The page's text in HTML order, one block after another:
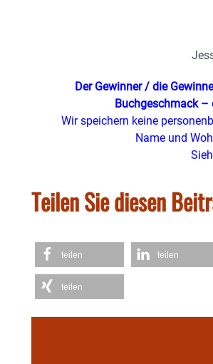
Der Gewinner / die
Buchgeschmack –
Wir speichern keine
Name und
Teilen Sie diesen
teilen teilen
teilen